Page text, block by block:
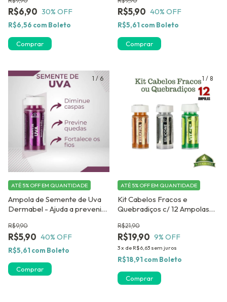
Ampola Capilar para cabelos
tingidos
R$6,90 30% OFF
R$6,56 com Boleto
Comprar
Cabelos Ressecados
R$5,90 40% OFF
R$5,61 com Boleto
Comprar
1 / 6
Ampola de Semente de Uva
Dermabel - Ajuda a prevenir
R$5,90
R$9,90
40% OFF
ATÉ 5% OFF EM QUANTIDADE
R$5,61 com Boleto
Comprar
1 / 8
Kit Cabelos Fracos e
Quebradiços c/ 12 Ampolas
R$19,90
R$21,90
9% OFF
3x de R$6,63 sem juros
ATÉ 5% OFF EM QUANTIDADE
R$18,91 com Boleto